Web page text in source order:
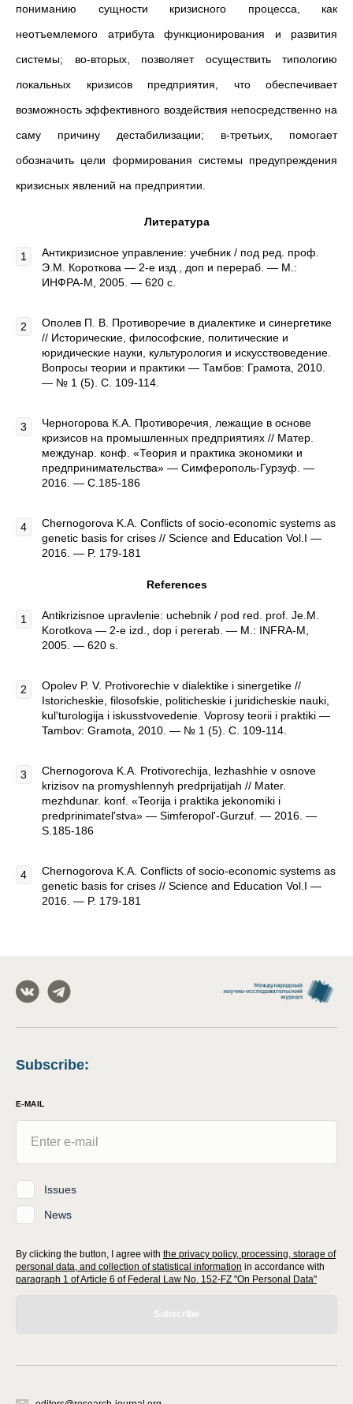
пониманию сущности кризисного процесса, как
неотъемлемого атрибута функционирования и развития
системы; во-вторых, позволяет осуществить типологию
локальных кризисов предприятия, что обеспечивает
возможность эффективного воздействия непосредственно на
саму причину дестабилизации; в-третьих, помогает
обозначить цели формирования системы предупреждения
кризисных явлений на предприятии.
Литература
Антикризисное управление: учебник / под ред. проф.
Э.М. Короткова — 2-е изд., доп и перераб. — М.:
ИНФРА-М, 2005. — 620 с.
Ополев П. В. Противоречие в диалектике и синергетике
// Исторические, философские, политические и
юридические науки, культурология и искусствоведение.
Вопросы теории и практики — Тамбов: Грамота, 2010.
— № 1 (5). C. 109-114.
Черногорова К.А. Противоречия, лежащие в основе
кризисов на промышленных предприятиях // Матер.
междунар. конф. «Теория и практика экономики и
предпринимательства» — Симферополь-Гурзуф. —
2016. — С.185-186
Chernogorova K.A. Conflicts of socio-economic systems as
genetic basis for crises // Science and Education Vol.I —
2016. — P. 179-181
References
Antikrizisnoe upravlenie: uchebnik / pod red. prof. Je.M.
Korotkova — 2-e izd., dop i pererab. — M.: INFRA-M,
2005. — 620 s.
Opolev P. V. Protivorechie v dialektike i sinergetike //
Istoricheskie, filosofskie, politicheskie i juridicheskie nauki,
kul'turologija i iskusstvovedenie. Voprosy teorii i praktiki —
Tambov: Gramota, 2010. — № 1 (5). C. 109-114.
Chernogorova K.A. Protivorechija, lezhashhie v osnove
krizisov na promyshlennyh predprijatijah // Mater.
mezhdunar. konf. «Teorija i praktika jekonomiki i
predprinimatel'stva» — Simferopol'-Gurzuf. — 2016. —
S.185-186
Chernogorova K.A. Conflicts of socio-economic systems as
genetic basis for crises // Science and Education Vol.I —
2016. — P. 179-181
Subscribe:
E-MAIL
Issues
News
By clicking the button, I agree with the privacy policy, processing, storage of
personal data, and collection of statistical information in accordance with
paragraph 1 of Article 6 of Federal Law No. 152-FZ "On Personal Data"
Subscribe